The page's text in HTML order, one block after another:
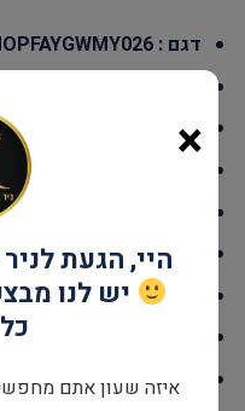
דגם : EMOPFAYGWMY026
גוף השעון: פלדת אל
אחריות: שנתיים יבואן
מנגנון: קוורץ שוויצרי
זכוכית: ספיר קריסטל
לוח : לבן
×
היי, הגעת
איזה שעון אתם